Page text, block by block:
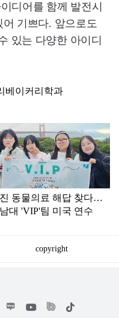
디어를 함께 발전시
기쁘다. 앞으로도
있는 다양한 아이디
베이커리학과
동물의료 해답 찾다…
대 'VIP'팀 미국 연수
copyright
위
틱